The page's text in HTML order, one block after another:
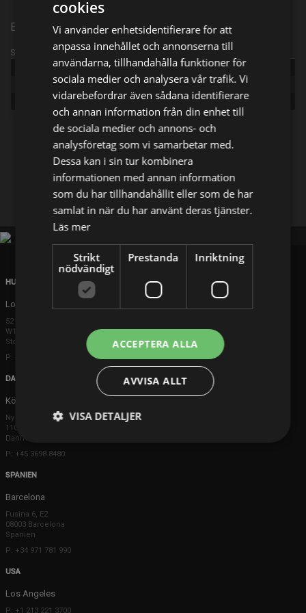
Episode 6
Sändningsinformation
Publicerad: 2020
Murdered in His Bed
Dokumentär
Facebook X E-postadress
HUVUDKONTOR
London
52 Brook Street
W1K 5DS London
Storbritannien
P: +44 203 608 8181
DANMARK
Köpenhamn
Ny Østergade 20
1101 København K
Danmark
P: +45 3698 8480
SPANIEN
Barcelona
Fusina 6, E2
08003 Barcelona
Spanien
P: +34 971 781 990
USA
Los Angeles
P: +1 213 221 3700
cookies
Vi använder enhetsidentifierare för att
anpassa innehållet och annonserna till
användarna, tillhandahålla funktioner för
sociala medier och analysera vår trafik. Vi
vidarebefordrar även sådana identifierare
och annan information från din enhet till
de sociala medier och annons- och
analysföretag som vi samarbetar med.
Dessa kan i sin tur kombinera
informationen med annan information
som du har tillhandahållit eller som de har
samlat in när du har använt deras tjänster.
Läs mer
Strikt
nödvändigt
Prestanda Inriktning
ACCEPTERA ALLA
AVVISA ALLT
VISA DETALJER